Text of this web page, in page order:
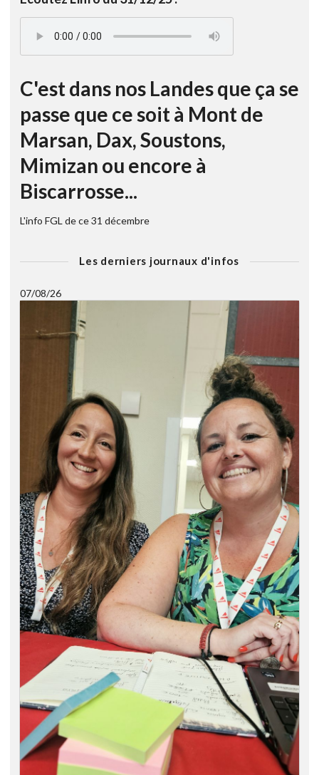
C'est dans nos Landes que ça se
passe que ce soit à Mont de
Marsan, Dax, Soustons,
Mimizan ou encore à
Biscarrosse...
L'info FGL de ce 31 décembre
Les derniers journaux d'infos
07/08/26